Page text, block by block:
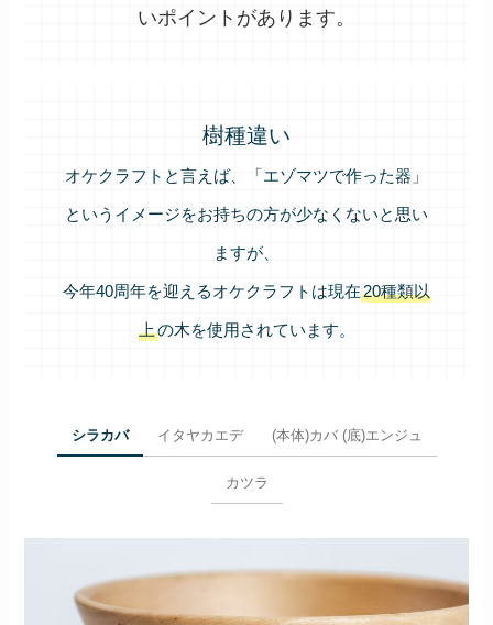
いポイントがあります。
樹種違い
オケクラフトと言えば、「エゾマツで作った器」
というイメージをお持ちの方が少なくないと思い
ますが、
今年40周年を迎えるオケクラフトは現在20種類以
上の木を使用されています。
シラカバ イタヤカエデ (本体)カバ (底)エンジュ
カツラ